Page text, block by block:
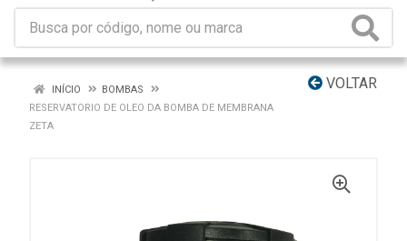
VOLTAR
INÍCIO
BOMBAS
RESERVATORIO DE OLEO DA BOMBA DE MEMBRANA
ZETA